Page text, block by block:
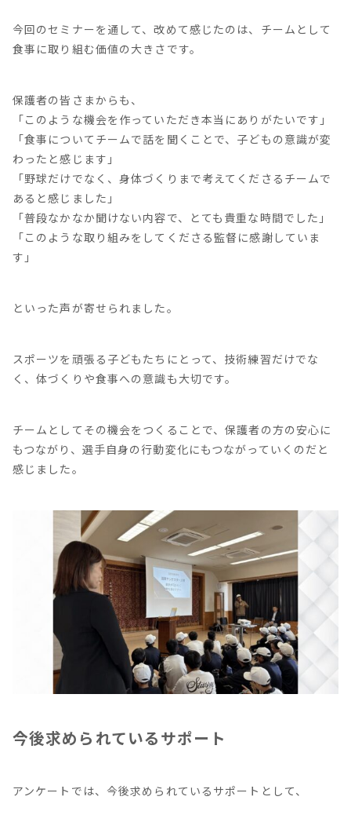
今回のセミナーを通して、改めて感じたのは、チームとして
食事に取り組む価値の大きさです。
保護者の皆さまからも、
「このような機会を作っていただき本当にありがたいです」
「食事についてチームで話を聞くことで、子どもの意識が変
わったと感じます」
「野球だけでなく、身体づくりまで考えてくださるチームで
あると感じました」
「普段なかなか聞けない内容で、とても貴重な時間でした」
「このような取り組みをしてくださる監督に感謝していま
す」
といった声が寄せられました。
スポーツを頑張る子どもたちにとって、技術練習だけでな
く、体づくりや食事への意識も大切です。
チームとしてその機会をつくることで、保護者の方の安心に
もつながり、選手自身の行動変化にもつながっていくのだと
感じました。
今後求められているサポート
アンケートでは、今後求められているサポートとして、